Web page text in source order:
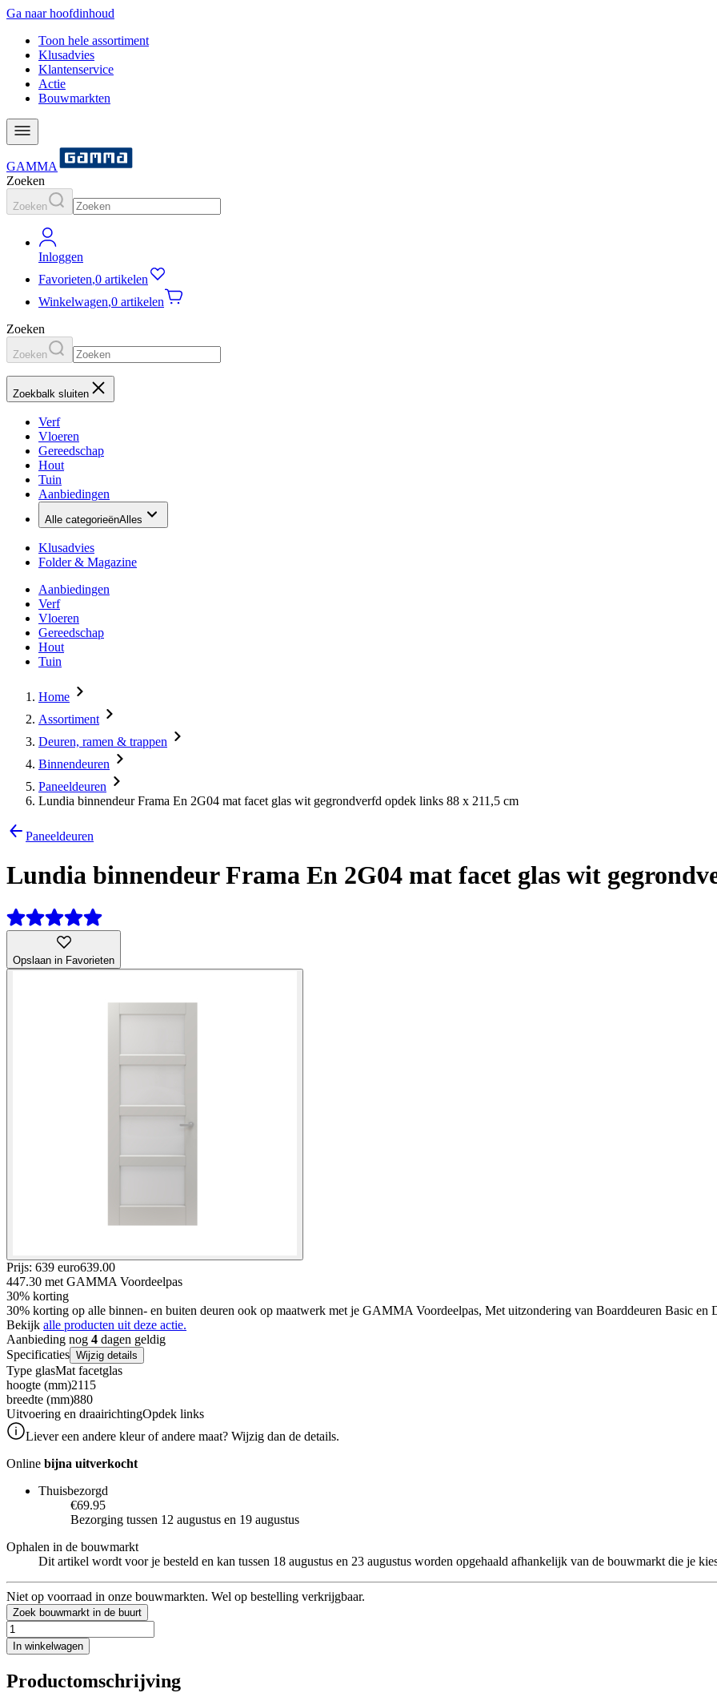
Ga naar hoofdinhoud
Toon hele assortiment
Klusadvies
Klantenservice
Actie
Bouwmarkten
GAMMA
Zoeken
Zoeken
Inloggen
Favorieten,0 artikelen
Winkelwagen,0 artikelen
Zoeken
Zoeken
Zoekbalk sluiten
Verf
Vloeren
Gereedschap
Hout
Tuin
Aanbiedingen
Alle categorieënAlles
Klusadvies
Folder & Magazine
Aanbiedingen
Verf
Vloeren
Gereedschap
Hout
Tuin
Home
Assortiment
Deuren, ramen & trappen
Binnendeuren
Paneeldeuren
Lundia binnendeur Frama En 2G04 mat facet glas wit gegrondverfd opdek links 88 x 211,5 cm
Paneeldeuren
Lundia binnendeur Frama En 2G04 mat facet glas wit
Opslaan in Favorieten
Prijs: 639 euro639.00
447.30 met GAMMA Voordeelpas
30% korting
30% korting op alle binnen- en buiten deuren ook op maatwerk met je GAMMA Voordeelpas, Met uitzondering van Boarddeuren Basic en
Bekijk alle producten uit deze actie.
Aanbieding nog 4 dagen geldig
Specificaties Wijzig details
Type glasMat facetglas
hoogte (mm)2115
breedte (mm)880
Uitvoering en draairichtingOpdek links
Liever een andere kleur of andere maat? Wijzig dan de details.
Online bijna uitverkocht
Thuisbezorgd
€69.95
Bezorging tussen 12 augustus en 19 augustus
Ophalen in de bouwmarkt
Dit artikel wordt voor je besteld en kan tussen 18 augustus en 23 augustus worden opgehaald afhankelijk van de bouwmarkt die je
Niet op voorraad in onze bouwmarkten. Wel op bestelling verkrijgbaar.
Zoek bouwmarkt in de buurt
In winkelwagen
Productomschrijving